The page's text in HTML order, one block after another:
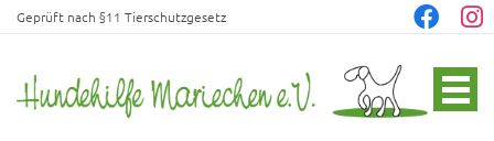
Geprüft nach §11 Tierschutzgesetz